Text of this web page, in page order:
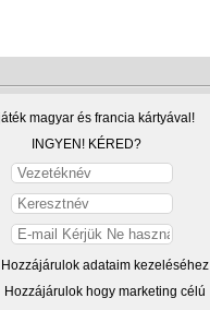
magyar és francia kártyával!
INGYEN! KÉRED?
Hozzájárulok adataim kezeléséhez
Hozzájárulok hogy marketing célú